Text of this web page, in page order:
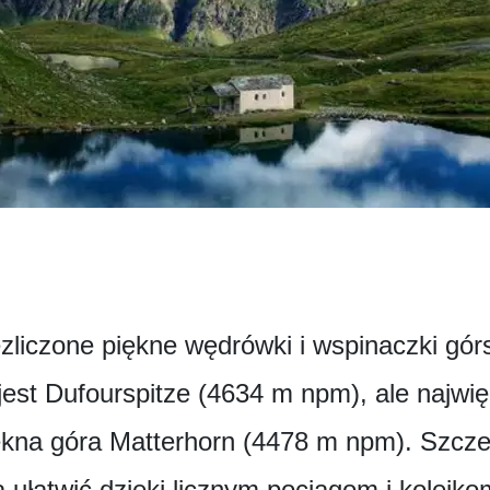
piękne wędrówki i wspinaczki
Dufourspitze (4634 m npm), ale
góra Matterhorn (4478 m npm).